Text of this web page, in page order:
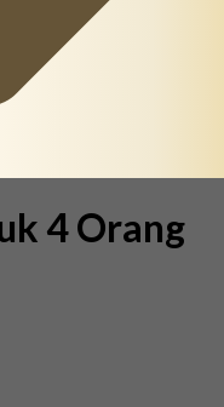
4 Orang